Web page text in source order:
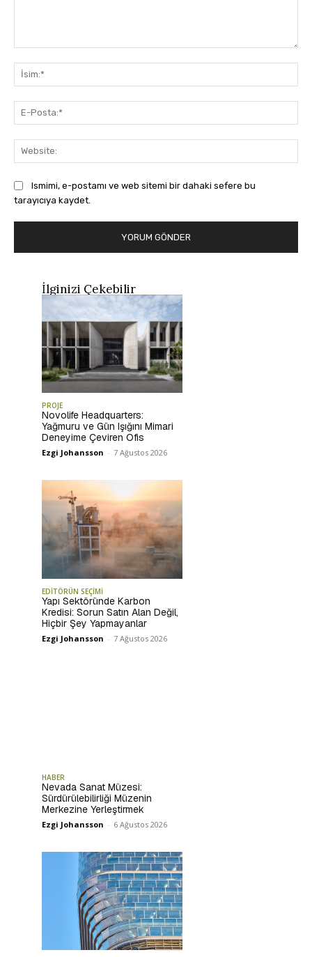
Ismimi, e-postamı ve web sitemi bir dahaki sefere bu
tarayıcıya kaydet.
İlginizi Çekebilir
PROJE
Novolife Headquarters:
Yağmuru ve Gün Işığını Mimari
Deneyime Çeviren Ofis
Ezgi Johansson - 7 Ağustos 2026
EDİTÖRÜN SEÇİMİ
Yapı Sektöründe Karbon
Kredisi: Sorun Satın Alan Değil,
Hiçbir Şey Yapmayanlar
Ezgi Johansson - 7 Ağustos 2026
HABER
Nevada Sanat Müzesi:
Sürdürülebilirliği Müzenin
Merkezine Yerleştirmek
Ezgi Johansson - 6 Ağustos 2026